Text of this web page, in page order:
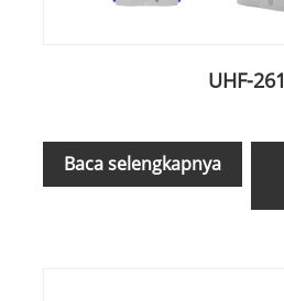
UHF-261
Baca selengkapnya